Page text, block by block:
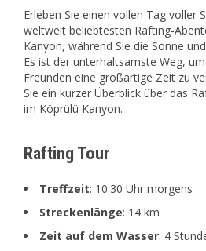
Erleben Sie einen vollen Tag voller
weltweit beliebtesten Rafting-
Kanyon, während Sie die Sonne
Es ist der unterhaltsamste Weg,
Freunden eine großartige Zeit zu
Sie ein kurzer Überblick über das
im Köprülü Kanyon.
Rafting Tour
Treffzeit: 10:30 Uhr morgens
Streckenlänge: 14 km
Zeit auf dem Wasser: 4